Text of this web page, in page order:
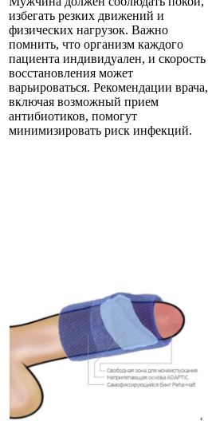
избегать резких движений и
физических нагрузок. Важно
помнить, что организм каждого
пациента индивидуален, и скорость
восстановления может
варьироваться. Рекомендации врача,
включая возможный прием
антибиотиков, помогут
минимизировать риск инфекций.